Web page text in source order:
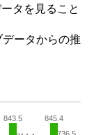
タを見ること
ータからの推
843.5 845.4
736.5